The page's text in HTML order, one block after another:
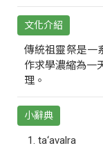
文化介紹
傳統祖靈祭是一
作求學濃縮為一
理。
小辭典
ta‘avalra